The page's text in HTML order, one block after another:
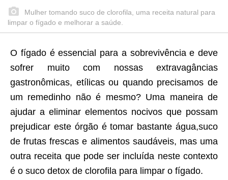
Mulher tomando suco de clorofila, uma receita natural para
limpar o fígado e melhorar a saúde.
O fígado é essencial para a sobrevivência e deve
sofrer muito com nossas extravagâncias
gastronômicas, etílicas ou quando precisamos de
um remedinho não é mesmo? Uma maneira de
ajudar a eliminar elementos nocivos que possam
prejudicar este órgão é tomar bastante água,suco
de frutas frescas e alimentos saudáveis, mas uma
outra receita que pode ser incluída neste contexto
é o suco detox de clorofila para limpar o fígado.